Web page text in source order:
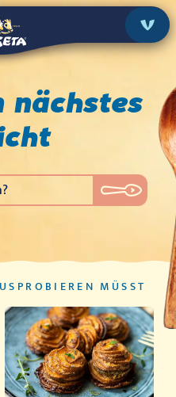
nächstes
MÜSST